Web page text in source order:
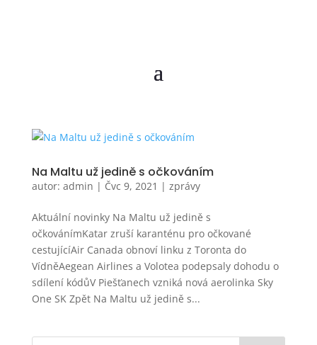
Na Maltu už jedině s očkováním
autor: admin | Čvc 9, 2021 | zprávy
Aktuální novinky Na Maltu už jedině s
očkovánímKatar zruší karanténu pro očkované
cestujícíAir Canada obnoví linku z Toronta do
VídněAegean Airlines a Volotea podepsaly dohodu o
sdílení kódůV Piešťanech vzniká nová aerolinka Sky
One SK Zpět Na Maltu už jedině s...